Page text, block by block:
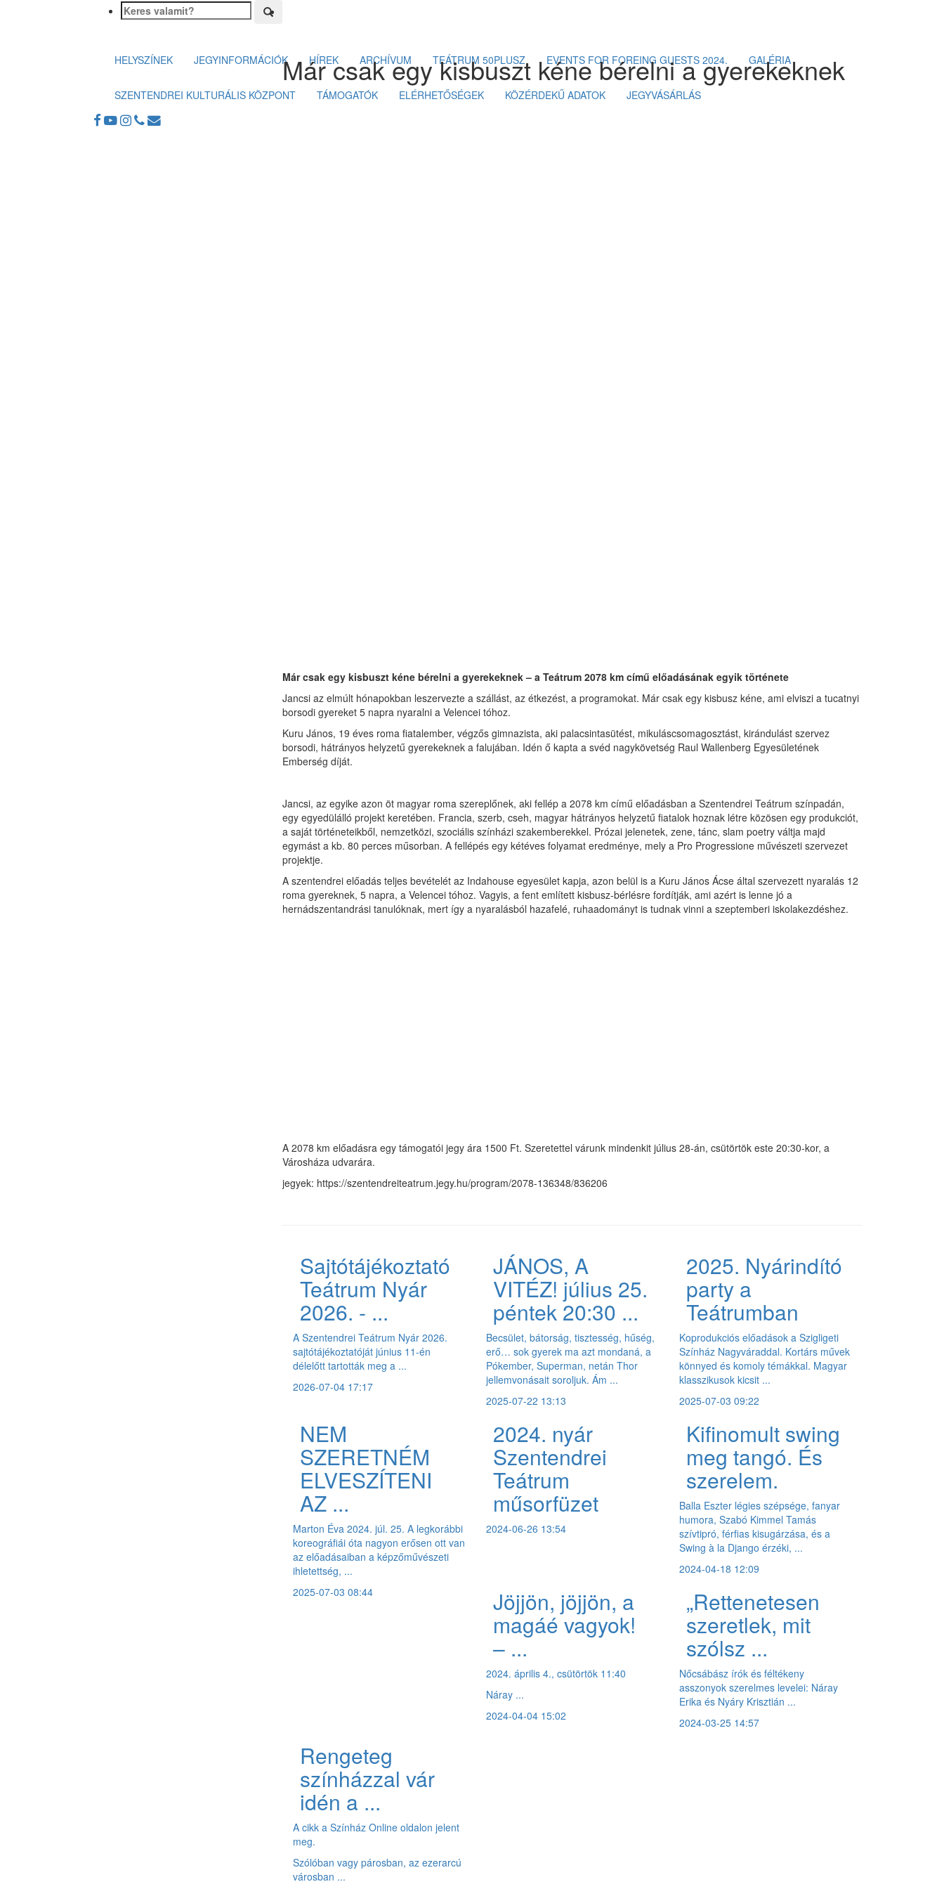
HELYSZÍNEK JEGYINFORMÁCIÓK HÍREK ARCHÍVUM TEÁTRUM 50PLUSZ EVENTS FOR FOREING GUESTS 2024. GALÉRIA
SZENTENDREI KULTURÁLIS KÖZPONT TÁMOGATÓK ELÉRHETŐSÉGEK KÖZÉRDEKŰ ADATOK JEGYVÁSÁRLÁS
Már csak egy kisbuszt kéne bérelni a gyerekeknek
Már csak egy kisbuszt kéne bérelni a gyerekeknek – a Teátrum 2078 km című előadásának egyik története
Jancsi az elmúlt hónapokban leszervezte a szállást, az étkezést, a programokat. Már csak egy kisbusz kéne, ami elviszi a tucatnyi
borsodi gyereket 5 napra nyaralni a Velencei tóhoz.
Kuru János, 19 éves roma fiatalember, végzős gimnazista, aki palacsintasütést, mikuláscsomagosztást, kirándulást szervez
borsodi, hátrányos helyzetű gyerekeknek a falujában. Idén ő kapta a svéd nagykövetség Raul Wallenberg Egyesületének
Emberség díját.
Jancsi, az egyike azon öt magyar roma szereplőnek, aki fellép a 2078 km című előadásban a Szentendrei Teátrum színpadán,
egy egyedülálló projekt keretében. Francia, szerb, cseh, magyar hátrányos helyzetű fiatalok hoznak létre közösen egy produkciót,
a saját történeteikből, nemzetközi, szociális színházi szakemberekkel. Prózai jelenetek, zene, tánc, slam poetry váltja majd
egymást a kb. 80 perces műsorban. A fellépés egy kétéves folyamat eredménye, mely a Pro Progressione művészeti szervezet
projektje.
A szentendrei előadás teljes bevételét az Indahouse egyesület kapja, azon belül is a Kuru János Ácse által szervezett nyaralás 12
roma gyereknek, 5 napra, a Velencei tóhoz. Vagyis, a fent említett kisbusz-bérlésre fordítják, ami azért is lenne jó a
hernádszentandrási tanulóknak, mert így a nyaralásból hazafelé, ruhaadományt is tudnak vinni a szeptemberi iskolakezdéshez.
A 2078 km előadásra egy támogatói jegy ára 1500 Ft. Szeretettel várunk mindenkit július 28-án, csütörtök este 20:30-kor, a
Városháza udvarára.
jegyek: https://szentendreiteatrum.jegy.hu/program/2078-136348/836206
Sajtótájékoztató
Teátrum Nyár
2026. - ...
A Szentendrei Teátrum Nyár 2026.
sajtótájékoztatóját június 11-én
délelőtt tartották meg a ...
2026-07-04 17:17
JÁNOS, A
VITÉZ! július 25.
péntek 20:30 ...
Becsület, bátorság, tisztesség, hűség,
erő… sok gyerek ma azt mondaná, a
Pókember, Superman, netán Thor
jellemvonásait soroljuk. Ám ...
2025-07-22 13:13
2025. Nyárindító
party a
Teátrumban
Koprodukciós előadások a Szigligeti
Színház Nagyváraddal. Kortárs művek
könnyed és komoly témákkal. Magyar
klasszikusok kicsit ...
2025-07-03 09:22
NEM
SZERETNÉM
ELVESZÍTENI
AZ ...
Marton Éva 2024. júl. 25. A legkorábbi
koreográfiái óta nagyon erősen ott van
az előadásaiban a képzőművészeti
ihletettség, ...
2025-07-03 08:44
2024. nyár
Szentendrei
Teátrum
műsorfüzet
2024-06-26 13:54
Kifinomult swing
meg tangó. És
szerelem.
Balla Eszter légies szépsége, fanyar
humora, Szabó Kimmel Tamás
szívtipró, férfias kisugárzása, és a
Swing à la Django érzéki, ...
2024-04-18 12:09
Jöjjön, jöjjön, a
magáé vagyok!
– ...
2024. április 4., csütörtök 11:40
Náray ...
2024-04-04 15:02
„Rettenetesen
szeretlek, mit
szólsz ...
Nőcsábász írók és féltékeny
asszonyok szerelmes levelei: Náray
Erika és Nyáry Krisztián ...
2024-03-25 14:57
Rengeteg
színházzal vár
idén a ...
A cikk a Színház Online oldalon jelent
meg.
Szólóban vagy párosban, az ezerarcú
városban ...